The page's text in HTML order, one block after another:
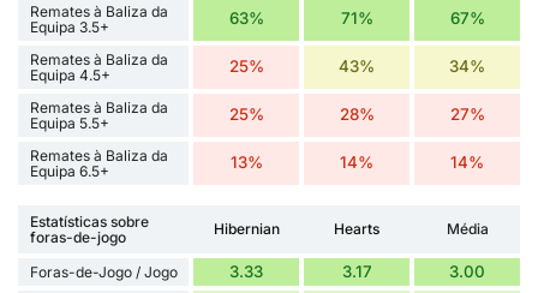
Remates à Baliza da
Equipa 3.5+
63% 71% 67%
Remates à Baliza da
Equipa 4.5+
25% 43% 34%
Remates à Baliza da
Equipa 5.5+
25% 28% 27%
Remates à Baliza da
Equipa 6.5+
13% 14% 14%
Estatísticas sobre
foras-de-jogo
Hibernian Hearts Média
Foras-de-Jogo / Jogo 3.33 3.17 3.00